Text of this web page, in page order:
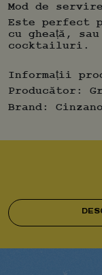
Mod de
Este perfect
cu gheață,
cocktailuri.
Informații
Producător:
Brand:
Cinzano